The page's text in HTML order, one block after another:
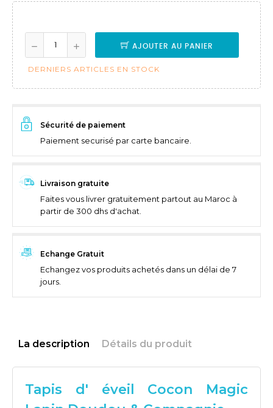
AJOUTER AU PANIER
DERNIERS ARTICLES EN STOCK
Sécurité de paiement
Paiement securisé par carte bancaire.
Livraison gratuite
Faites vous livrer gratuitement partout au Maroc à
partir de 300 dhs d'achat.
Echange Gratuit
Echangez vos produits achetés dans un délai de 7
jours.
La description Détails du produit
Tapis d' éveil Cocon Magic